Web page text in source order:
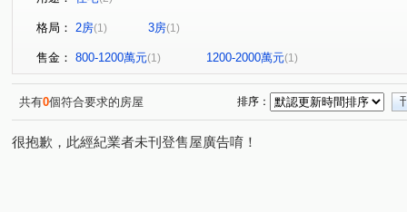
格局： 2房(1) 3房(1)
售金： 800-1200萬元(1) 1200-2000萬元(1)
共有0個符合要求的房屋 排序：
很抱歉，此經紀業者未刊登售屋廣告唷！